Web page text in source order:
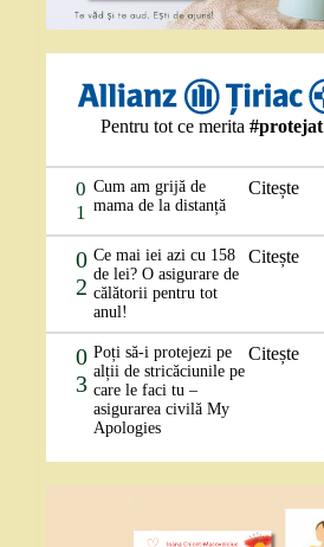
Pentru tot ce merita#protejat
0
1
Cum am grijă de
mama de la distanță
Citește
0
2
Ce mai iei azi cu 158
de lei? O asigurare de
călătorii pentru tot
anul!
Citește
0
3
Poți să-i protejezi pe
alții de stricăciunile pe
care le faci tu –
asigurarea civilă My
Apologies
Citește